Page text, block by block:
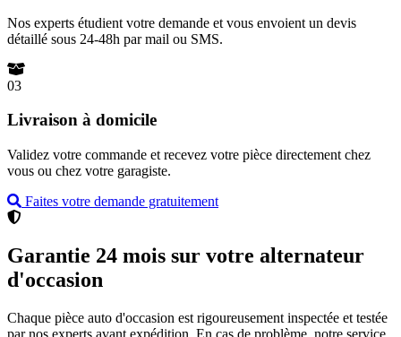
Nos experts étudient votre demande et vous envoient un devis
détaillé sous 24-48h par mail ou SMS.
03
Livraison à domicile
Validez votre commande et recevez votre pièce directement chez
vous ou chez votre garagiste.
Faites votre demande gratuitement
Garantie 24 mois sur votre alternateur
d'occasion
Chaque pièce auto d'occasion est rigoureusement inspectée et testée
par nos experts avant expédition. En cas de problème, notre service